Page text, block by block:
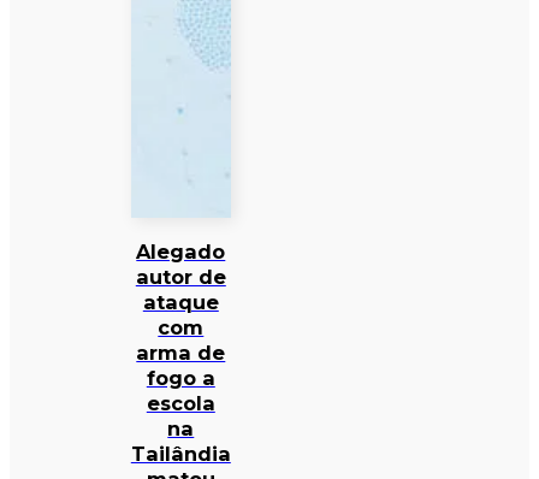
Alegado
autor de
ataque
com
arma de
fogo a
escola
na
Tailândia